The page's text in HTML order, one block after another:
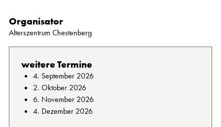
Organisator
Alterszentrum Chestenberg
weitere Termine
4. September 2026
2. Oktober 2026
6. November 2026
4. Dezember 2026